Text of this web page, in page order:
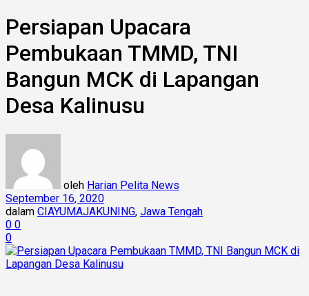
Persiapan Upacara
Pembukaan TMMD, TNI
Bangun MCK di Lapangan
Desa Kalinusu
oleh Harian Pelita News
September 16, 2020
dalam CIAYUMAJAKUNING, Jawa Tengah
0 0
0